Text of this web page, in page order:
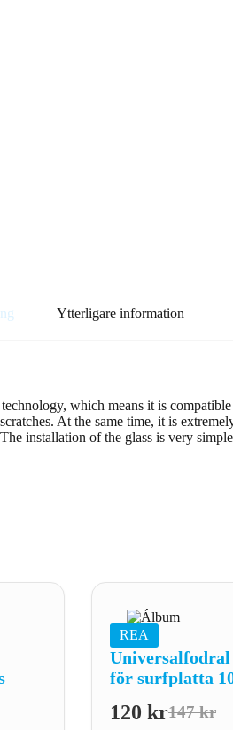
Ytterligare information
which means it is
At the same time, it is
installation of the glass is very
REA
för surfplatta
147kr
Det
120 krDet